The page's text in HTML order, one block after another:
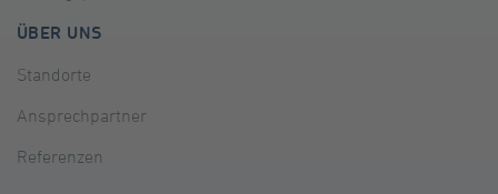
ÜBER UNS
Standorte
Ansprechpartner
Referenzen